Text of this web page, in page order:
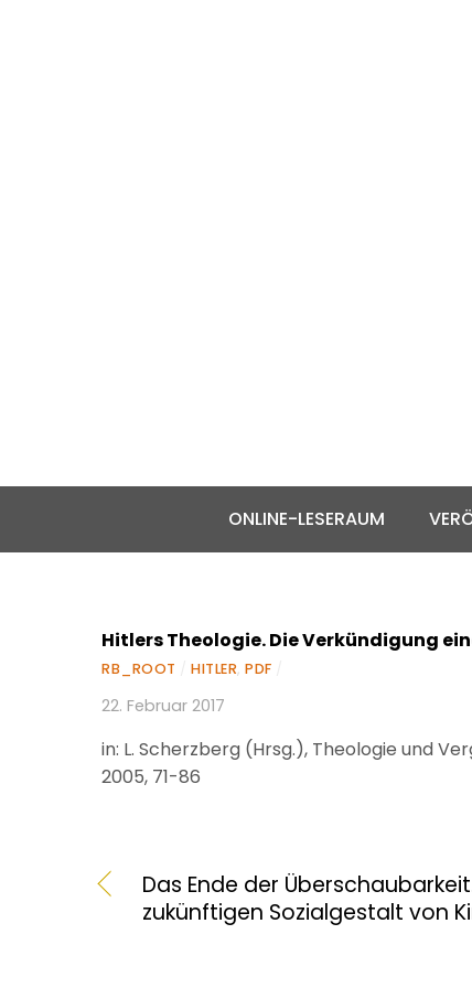
ONLINE-LESERAUM
Hitlers Theologie. Die Verkündigung
RB_ROOT HITLER,PDF
22. Februar 2017
in: L. Scherzberg (Hrsg.), Theologie und
2005, 71-86
Das Ende der
zukünftigen Sozialgestalt von